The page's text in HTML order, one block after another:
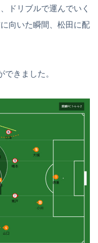
ドリブルで運んでいく
向いた瞬間、松田に配
きました。